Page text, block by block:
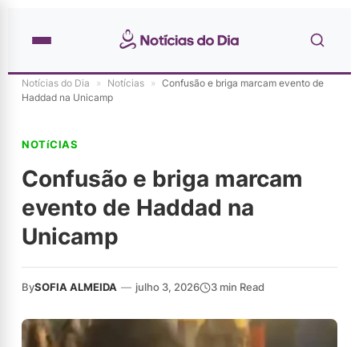
Notícias do Dia » Notícias » Confusão e briga marcam evento de
Haddad na Unicamp
NOTíCIAS
Confusão e briga marcam
evento de Haddad na
Unicamp
BySOFIA ALMEIDA — julho 3, 2026 3 min Read